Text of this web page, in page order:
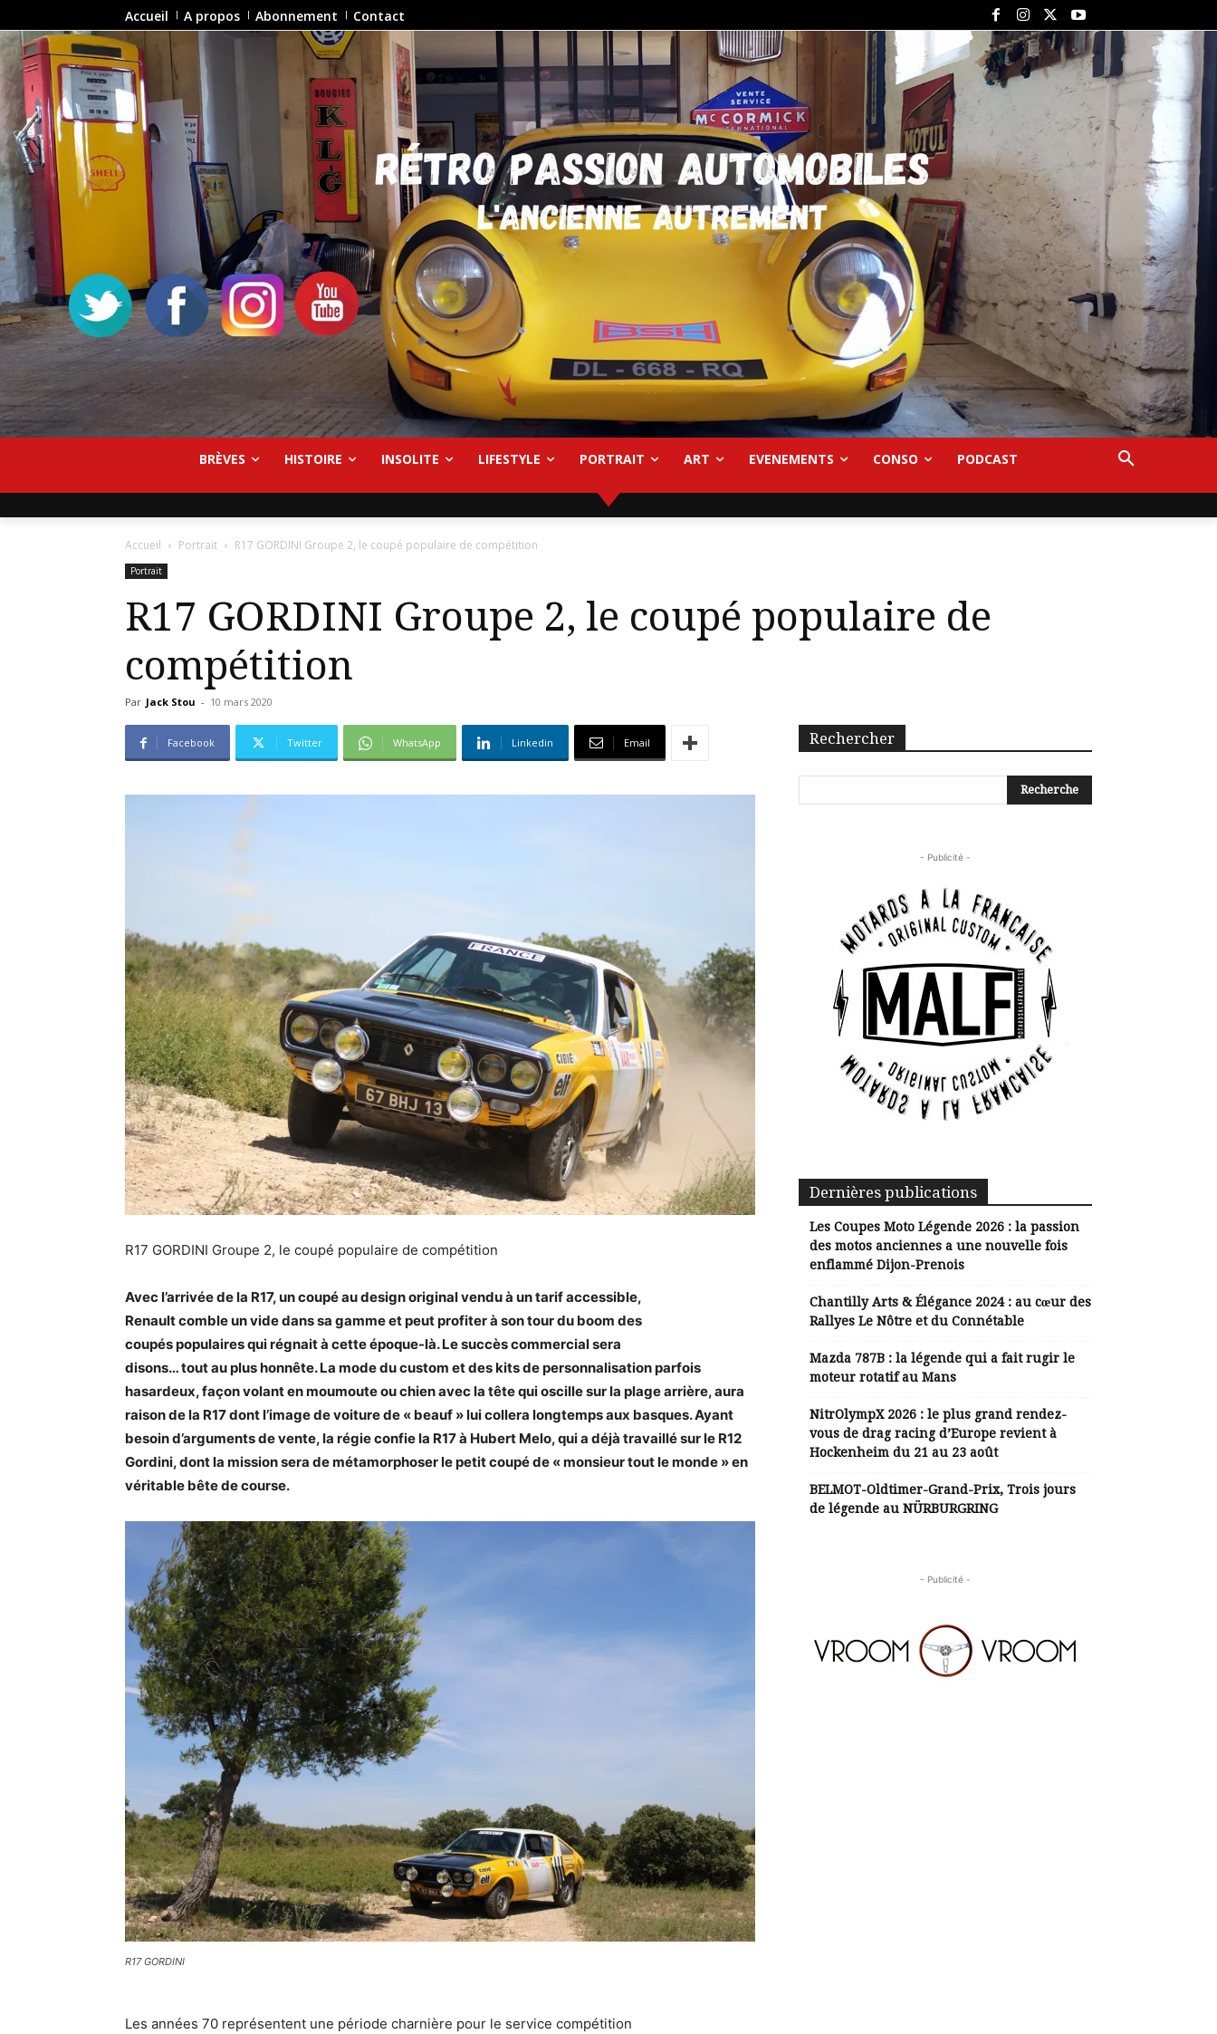
Accueil A propos Abonnement Contact
BRÈVES HISTOIRE INSOLITE LIFESTYLE PORTRAIT ART EVENEMENTS CONSO PODCAST
Accueil Portrait R17 GORDINI Groupe 2, le coupé populaire de compétition
Portrait
R17 GORDINI Groupe 2, le coupé populaire de
compétition
Par Jack Stou - 10 mars 2020
Facebook Twitter WhatsApp Linkedin Email
R17 GORDINI Groupe 2, le coupé populaire de compétition
Avec l’arrivée de la R17, un coupé au design original vendu à un tarif accessible,
Renault comble un vide dans sa gamme et peut profiter à son tour du boom des
coupés populaires qui régnait à cette époque-là. Le succès commercial sera
disons… tout au plus honnête. La mode du custom et des kits de personnalisation parfois
hasardeux, façon volant en moumoute ou chien avec la tête qui oscille sur la plage arrière, aura
raison de la R17 dont l’image de voiture de « beauf » lui collera longtemps aux basques. Ayant
besoin d’arguments de vente, la régie confie la R17 à Hubert Melo, qui a déjà travaillé sur le R12
Gordini, dont la mission sera de métamorphoser le petit coupé de « monsieur tout le monde » en
véritable bête de course.
R17 GORDINI
Les années 70 représentent une période charnière pour le service compétition
Rechercher
- Publicité -
Dernières publications
Les Coupes Moto Légende 2026 : la passion
des motos anciennes a une nouvelle fois
enflammé Dijon-Prenois
Chantilly Arts & Élégance 2024 : au cœur des
Rallyes Le Nôtre et du Connétable
Mazda 787B : la légende qui a fait rugir le
moteur rotatif au Mans
NitrOlympX 2026 : le plus grand rendez-
vous de drag racing d’Europe revient à
Hockenheim du 21 au 23 août
BELMOT-Oldtimer-Grand-Prix, Trois jours
de légende au NÜRBURGRING
- Publicité -